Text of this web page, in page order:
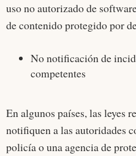
uso no autorizado de
de contenido protegido por
No notificación de
competentes
En algunos países, las leyes
notifiquen a las autoridades
policía o una agencia de